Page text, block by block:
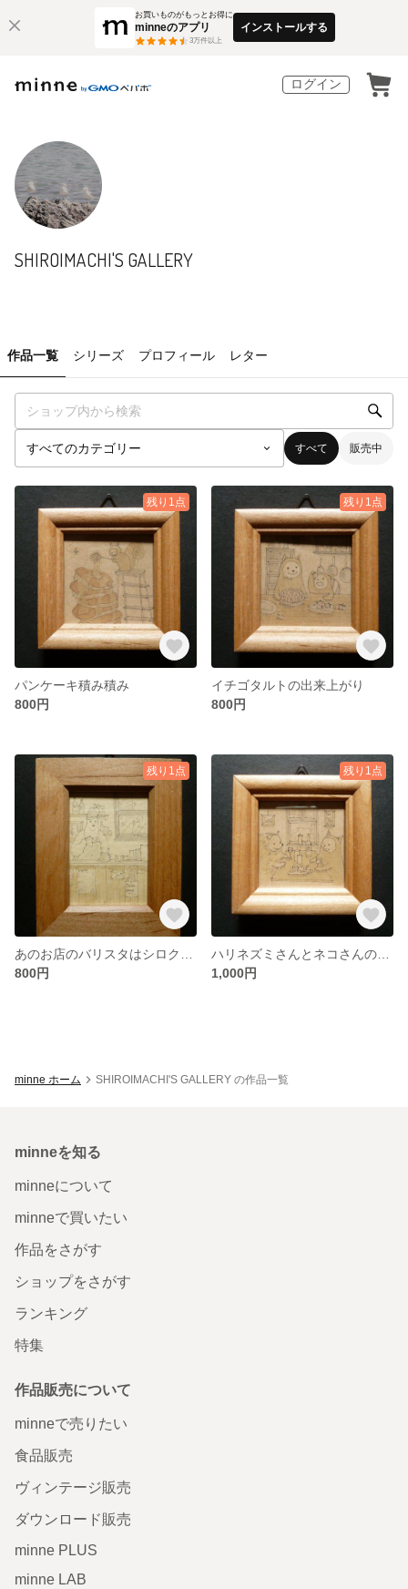
お買いものがもっとお得に
minneのアプリ
3万件以上
インストールする
ログイン
SHIROIMACHI'S GALLERY
作品一覧 シリーズ プロフィール レター
すべて 販売中
残り1点
パンケーキ積み積み
800円
残り1点
イチゴタルトの出来上がり
800円
残り1点
800円
残り1点
1,000円
minne ホーム SHIROIMACHI'S GALLERY の作品一覧
minneを知る
minneについて
minneで買いたい
作品をさがす
ショップをさがす
ランキング
特集
作品販売について
minneで売りたい
食品販売
ヴィンテージ販売
ダウンロード販売
minne PLUS
minne LAB